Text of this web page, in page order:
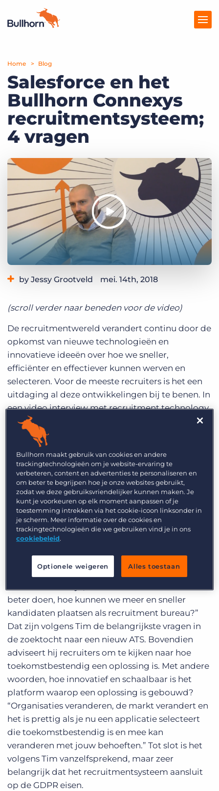
Producten
Prijzen
Kennisbank
Marketplace
Vraag een demo aan Inloggen
Home Blog
Salesforce en het
Bullhorn Connexys
recruitmentsysteem;
4 vragen
by Jessy Grootveld mei. 14th, 2018
(scroll verder naar beneden voor de video)
De recruitmentwereld verandert continu door de
opkomst van nieuwe technologieën en
innovatieve ideeën over hoe we sneller,
efficiënter en effectiever kunnen werven en
selecteren. Voor de meeste recruiters is het een
uitdaging al deze ontwikkelingen bij te benen. In
een video interview met recruitment technology
expert Tim van Hattem vroegen we hem naar zijn
visie op de toekomst van recruitment en hoe de
Bullhorn Connexys recruitmentsoftware op al
deze ontwikkelingen voorbereid is.
1. Welke 3 belangrijkste tips heb jij
voor recruiters die zoeken naar een
nieuw ATS?
Tim raadt aan om je niet blind te staren op de
“Hoe kunnen we met behulp van een modern
beter doen, hoe kunnen we meer en sneller
kandidaten plaatsen als recruitment bureau?”
Dat zijn volgens Tim de belangrijkste vragen in
de zoektocht naar een nieuw ATS. Bovendien
adviseert hij recruiters om te kijken naar hoe
toekomstbestendig een oplossing is. Met andere
woorden, hoe innovatief en schaalbaar is het
platform waarop een oplossing is gebouwd?
“Organisaties veranderen, de markt verandert en
het is prettig als je nu een applicatie selecteert
die toekomstbestendig is en mee kan
veranderen met jouw behoeften.” Tot slot is het
volgens Tim vanzelfsprekend, maar zeer
belangrijk dat het recruitmentsysteem aansluit
op de GDPR eisen.
Bullhorn maakt gebruik van cookies en andere
trackingtechnologieën om je website-ervaring te
verbeteren, content en advertenties te personaliseren en
om beter te begrijpen hoe je onze websites gebruikt,
zodat we deze gebruiksvriendelijker kunnen maken. Je
kunt je voorkeuren op elk moment aanpassen of je
toestemming intrekken via het cookie-icoon linksonder in
je scherm. Meer informatie over de cookies en
trackingtechnologieën die we gebruiken vind je in ons
cookiebeleid.
Optionele weigeren Alles toestaan